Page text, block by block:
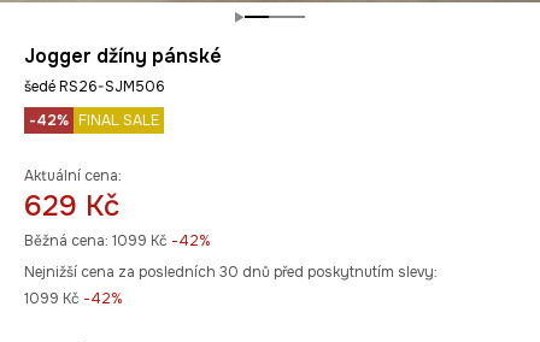
Jogger džíny pánské
šedé RS26-SJM506
-42% FINAL SALE
Aktuální cena:
629 Kč
Běžná cena: 1099 Kč -42%
Nejnižší cena za posledních 30 dnů před poskytnutím slevy:
1099 Kč -42%